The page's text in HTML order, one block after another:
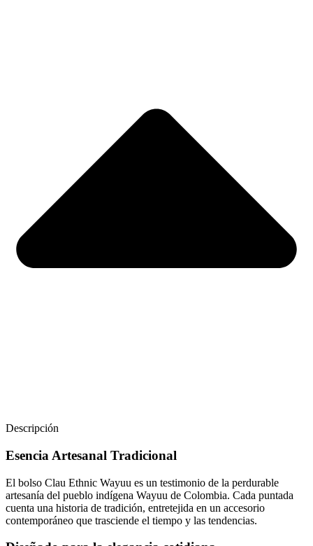
Descripción
Esencia Artesanal Tradicional
El bolso Clau Ethnic Wayuu es un testimonio de la perdurable
artesanía del pueblo indígena Wayuu de Colombia. Cada puntada
cuenta una historia de tradición, entretejida en un accesorio
contemporáneo que trasciende el tiempo y las tendencias.